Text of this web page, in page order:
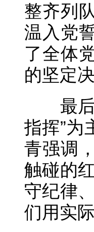
整齐列
温入党
了全体
的坚定
最后
指挥”为
青强调
触碰的
守纪律
们用实